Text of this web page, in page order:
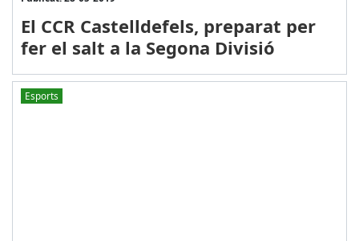
El CCR Castelldefels, preparat per
fer el salt a la Segona Divisió
Esports